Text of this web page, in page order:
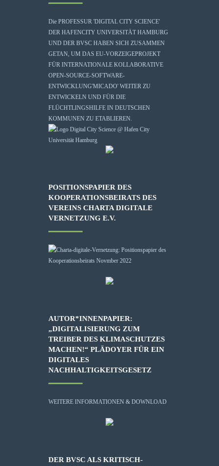
Die PROFESSUR 'DIGITAL CITY SCIENCE'
DER HAFENCITY UNIVERSITÄT HAMBURG
UND DER BVSC HABEN SICH ZUSAMMEN
GETAN, UM DAS EU-VORZEIGEPROJEKT
FÜR INTERNATIONALE KOLLABORATIVE
OPEN-SOURCE-SOFTWARE-
ENTWICKLUNG'MICADO' WEITER ZU
ENTWICKELN UND FÜR DIE
FLÜCHTLINGSHILFE IN DEUTSCHEN
KOMMUNEN ZU ETABLIEREN.
POSITIONSPAPIER DES
KOOPERATIONSBEIRATS DES
VEREINS CHARTA DIGITALE
VERNETZUNG E.V.
AUTOR*INNENPAPIER:
„DIGITALISIERUNG ZUM
TREIBER DES KLIMASCHUTZES
MACHEN!“ PLÄDOYER FÜR EIN
DIGITALES
NACHHALTIGKEITSGESETZ
WEITERE INFORMATIONEN & DOWNLOAD
DER BVSC ALS KRITISCH-